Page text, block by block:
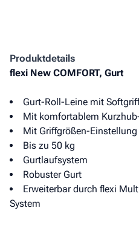
Produkt­details
flexi New COMFORT, Gurt
Gurt-Roll-Leine mit Softgriff
Mit komfortablem
Mit Griffgrößen-Einstellung
Bis zu 50 kg
Gurtlaufsystem
Robuster Gurt
Erweiterbar durch flexi
System